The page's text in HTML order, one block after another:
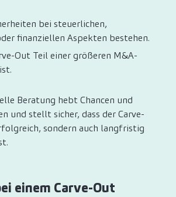
bei steuerlichen,
finanziellen Aspekten bestehen.
Out Teil einer größeren M&A-
Beratung hebt Chancen und
und stellt sicher, dass der Carve-
sondern auch langfristig
einem Carve-Out